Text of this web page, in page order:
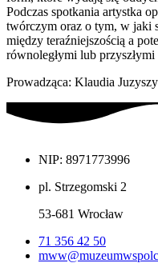
Podczas spotkania artystka
twórczym oraz o tym, w jaki
między teraźniejszością a
równoległymi lub
Prowadząca: Klaudia
NIP: 8971773996
pl. Strzegomski 2
53-681 Wrocław
71 356 42 50